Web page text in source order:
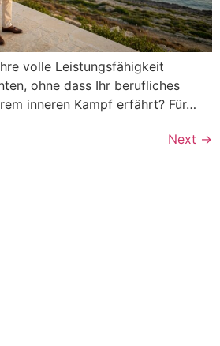
volle Leistungsfähigkeit
ohne dass Ihr berufliches
inneren Kampf erfährt? Für…
Next →